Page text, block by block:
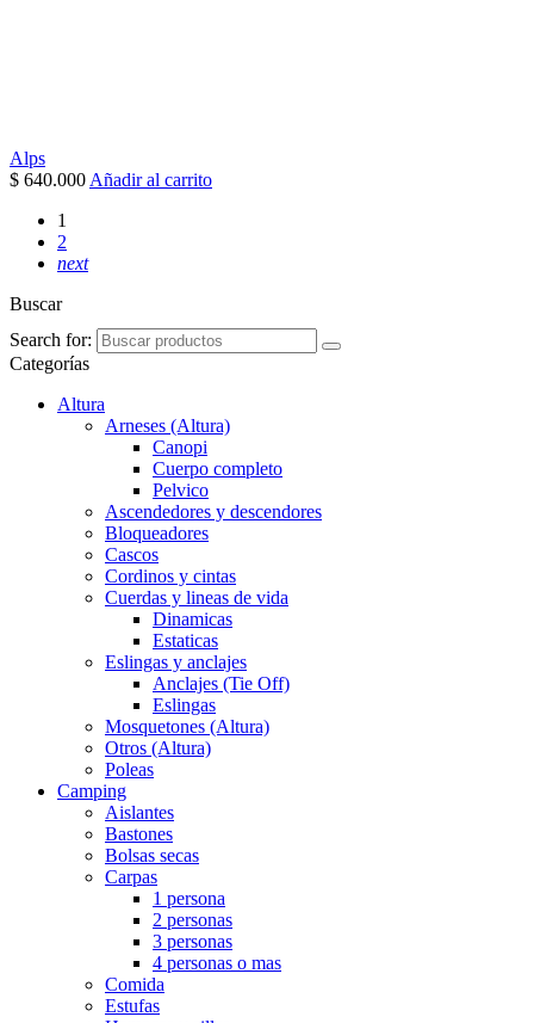
Alps
$ 640.000 Añadir al carrito
1
2
next
Buscar
Search for:
Categorías
Altura
Arneses (Altura)
Canopi
Cuerpo completo
Pelvico
Ascendedores y descendores
Bloqueadores
Cascos
Cordinos y cintas
Cuerdas y lineas de vida
Dinamicas
Estaticas
Eslingas y anclajes
Anclajes (Tie Off)
Eslingas
Mosquetones (Altura)
Otros (Altura)
Poleas
Camping
Aislantes
Bastones
Bolsas secas
Carpas
1 persona
2 personas
3 personas
4 personas o mas
Comida
Estufas